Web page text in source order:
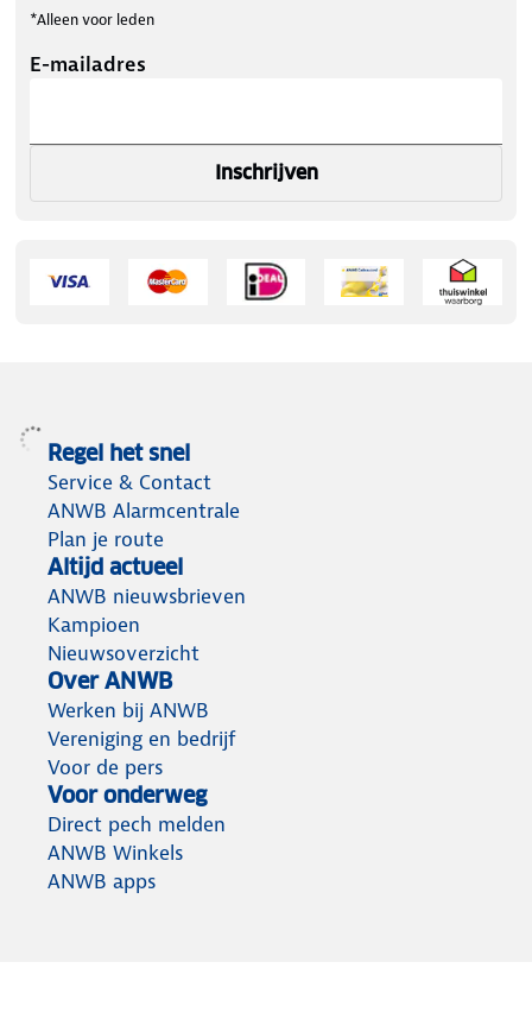
*Alleen voor leden
E-mailadres
Inschrijven
Regel het snel
Service & Contact
ANWB Alarmcentrale
Plan je route
Altijd actueel
ANWB nieuwsbrieven
Kampioen
Nieuwsoverzicht
Over ANWB
Werken bij ANWB
Vereniging en bedrijf
Voor de pers
Voor onderweg
Direct pech melden
ANWB Winkels
ANWB apps